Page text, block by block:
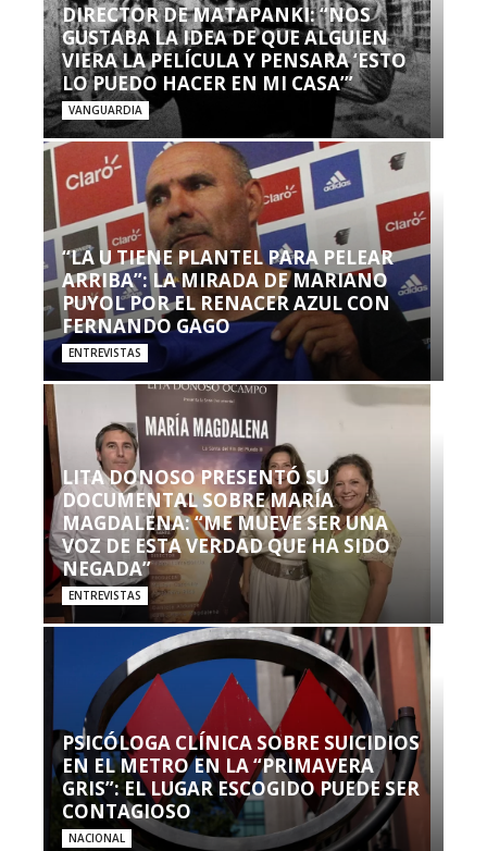
DIRECTOR DE MATAPANKI: “NOS
GUSTABA LA IDEA DE QUE ALGUIEN
VIERA LA PELÍCULA Y PENSARA ‘ESTO
LO PUEDO HACER EN MI CASA’”
VANGUARDIA
“LA U TIENE PLANTEL PARA PELEAR
ARRIBA”: LA MIRADA DE MARIANO
PUYOL POR EL RENACER AZUL CON
FERNANDO GAGO
ENTREVISTAS
LITA DONOSO PRESENTÓ SU
DOCUMENTAL SOBRE MARÍA
MAGDALENA: “ME MUEVE SER UNA
VOZ DE ESTA VERDAD QUE HA SIDO
NEGADA”
ENTREVISTAS
PSICÓLOGA CLÍNICA SOBRE SUICIDIOS
EN EL METRO EN LA “PRIMAVERA
GRIS”: EL LUGAR ESCOGIDO PUEDE SER
CONTAGIOSO
NACIONAL